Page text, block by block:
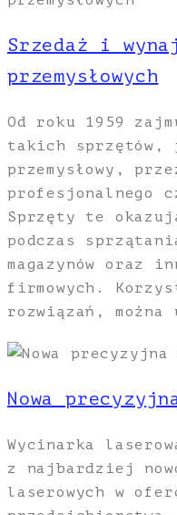
Srzedaż i
przemysłowych
Od roku 1959
takich sprzętów,
przemysłowy,
profesjonalnego
Sprzęty te
podczas
magazynów oraz
firmowych.
rozwiązań,
Nowa
Wycinarka
z najbardziej
laserowych w